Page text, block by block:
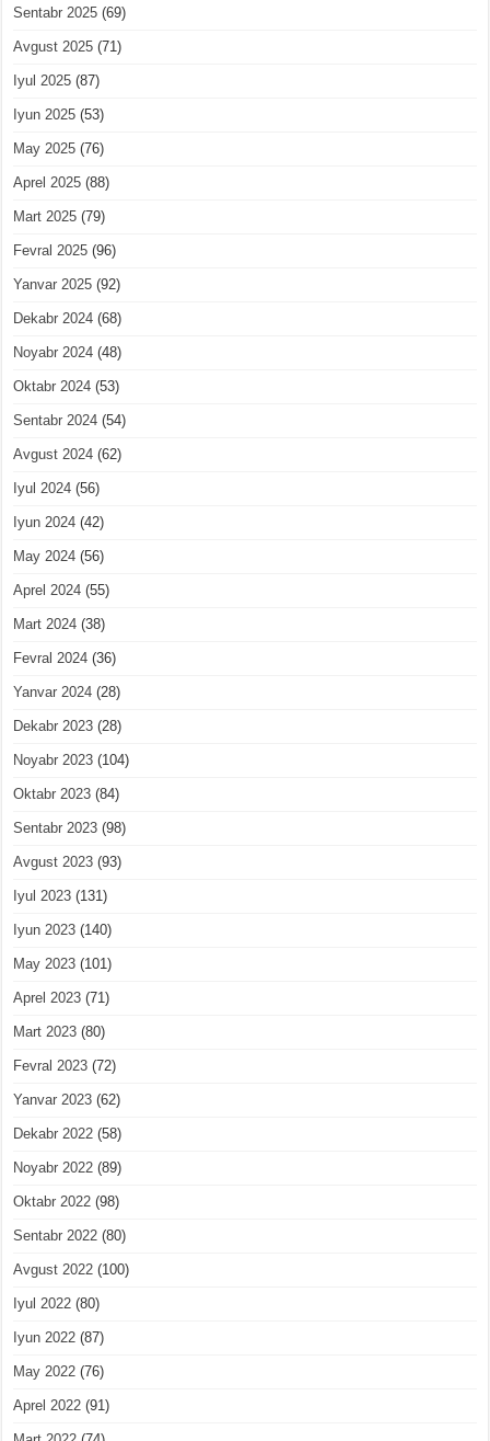
Sentabr 2025 (69)
Avgust 2025 (71)
Iyul 2025 (87)
Iyun 2025 (53)
May 2025 (76)
Aprel 2025 (88)
Mart 2025 (79)
Fevral 2025 (96)
Yanvar 2025 (92)
Dekabr 2024 (68)
Noyabr 2024 (48)
Oktabr 2024 (53)
Sentabr 2024 (54)
Avgust 2024 (62)
Iyul 2024 (56)
Iyun 2024 (42)
May 2024 (56)
Aprel 2024 (55)
Mart 2024 (38)
Fevral 2024 (36)
Yanvar 2024 (28)
Dekabr 2023 (28)
Noyabr 2023 (104)
Oktabr 2023 (84)
Sentabr 2023 (98)
Avgust 2023 (93)
Iyul 2023 (131)
Iyun 2023 (140)
May 2023 (101)
Aprel 2023 (71)
Mart 2023 (80)
Fevral 2023 (72)
Yanvar 2023 (62)
Dekabr 2022 (58)
Noyabr 2022 (89)
Oktabr 2022 (98)
Sentabr 2022 (80)
Avgust 2022 (100)
Iyul 2022 (80)
Iyun 2022 (87)
May 2022 (76)
Aprel 2022 (91)